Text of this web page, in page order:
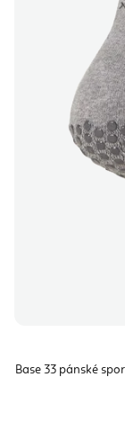
Base 33 pánské